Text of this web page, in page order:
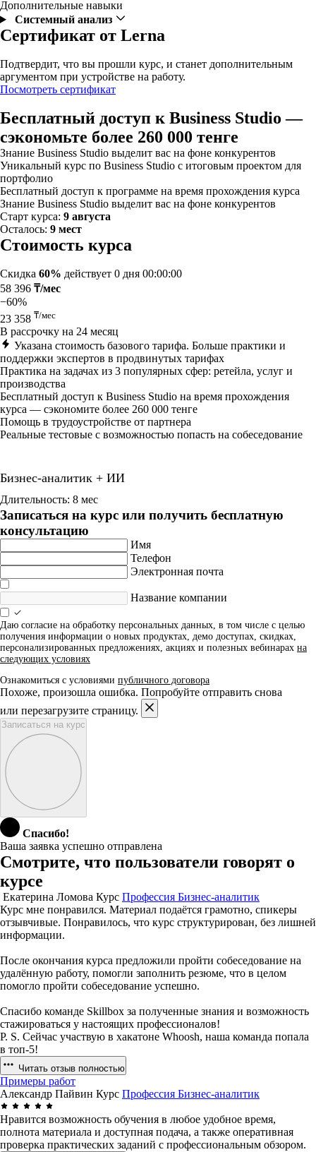
Дополнительные навыки
Системный анализ
Сертификат от Lerna
Подтвердит, что вы прошли курс, и станет дополнительным
аргументом при устройстве на работу.
Посмотреть сертификат
Бесплатный доступ к Business Studio —
сэкономьте более 260 000 тенге
Знание Business Studio выделит вас на фоне конкурентов
Уникальный курс по Business Studio с итоговым проектом для
портфолио
Бесплатный доступ к программе на время прохождения курса
Знание Business Studio выделит вас на фоне конкурентов
Старт курса: 9 августа
Осталось: 9 мест
Стоимость курса
Скидка 60% действует 0 дня 00:00:00
58 396 ₸/мес
−60%
23 358 ₸/мес
В рассрочку на 24 месяц
Указана стоимость базового тарифа. Больше практики и
поддержки экспертов в продвинутых тарифах
Практика на задачах из 3 популярных сфер: ретейла, услуг и
производства
Бесплатный доступ к Business Studio на время прохождения
курса — сэкономите более 260 000 тенге
Помощь в трудоустройстве от партнера
Реальные тестовые с возможностью попасть на собеседование
Бизнес-аналитик + ИИ
Длительность: 8 мес
Записаться на курс или получить бесплатную
консультацию
Имя
Телефон
Электронная почта
Название компании
Даю согласие на обработку персональных данных, в том числе с целью
получения информации о новых продуктах, демо доступах, скидках,
персонализированных предложениях, акциях и полезных вебинарах на
следующих условиях
Ознакомиться с условиями публичного договора
Похоже, произошла ошибка. Попробуйте отправить снова
или перезагрузите страницу.
Записаться на курс
Спасибо!
Ваша заявка успешно отправлена
Смотрите, что пользователи говорят о
курсе
Екатерина Ломова Курс Профессия Бизнес-аналитик
Курс мне понравился. Материал подаётся грамотно, спикеры
отзывчивые. Понравилось, что курс структурирован, без лишней
информации.
После окончания курса предложили пройти собеседование на
удалённую работу, помогли заполнить резюме, что в целом
помогло пройти собеседование успешно.
Спасибо команде Skillbox за полученные знания и возможность
стажироваться у настоящих профессионалов!
P. S. Сейчас участвую в хакатоне Whoosh, наша команда попала
в топ-5!
Читать отзыв полностью
Примеры работ
Александр Пайвин Курс Профессия Бизнес-аналитик
Нравится возможность обучения в любое удобное время,
полнота материала и доступная подача, а также оперативная
проверка практических заданий с профессиональным обзором.